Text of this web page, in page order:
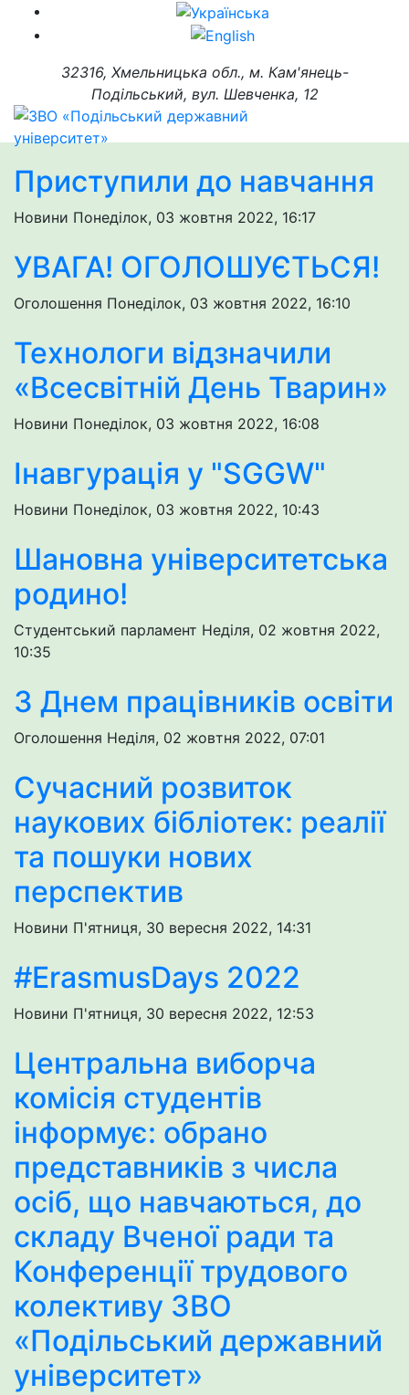
32316, Хмельницька обл., м. Кам'янець-
Подільський, вул. Шевченка, 12
Приступили до навчання
Новини Понеділок, 03 жовтня 2022, 16:17
УВАГА! ОГОЛОШУЄТЬСЯ!
Оголошення Понеділок, 03 жовтня 2022, 16:10
Технологи відзначили
«Всесвітній День Тварин»
Новини Понеділок, 03 жовтня 2022, 16:08
Інавгурація у "SGGW"
Новини Понеділок, 03 жовтня 2022, 10:43
Шановна університетська
родино!
Студентський парламент Неділя, 02 жовтня 2022,
10:35
З Днем працівників освіти
Оголошення Неділя, 02 жовтня 2022, 07:01
Сучасний розвиток
наукових бібліотек: реалії
та пошуки нових
перспектив
Новини П'ятниця, 30 вересня 2022, 14:31
#ErasmusDays 2022
Новини П'ятниця, 30 вересня 2022, 12:53
Центральна виборча
комісія студентів
інформує: обрано
представників з числа
осіб, що навчаються, до
складу Вченої ради та
Конференції трудового
колективу ЗВО
«Подільський державний
університет»